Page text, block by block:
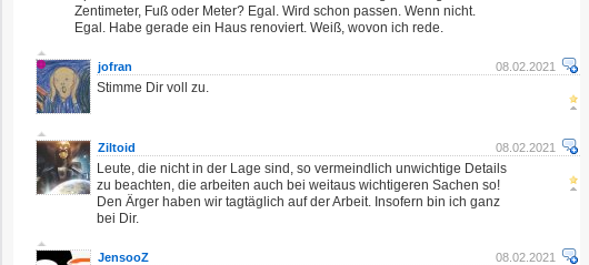
Zentimeter, Fuß oder Meter? Egal. Wird schon passen. Wenn nicht.
Egal. Habe gerade ein Haus renoviert. Weiß, wovon ich rede.
08.02.2021
jofran
Stimme Dir voll zu.
08.02.2021
Ziltoid
Leute, die nicht in der Lage sind, so vermeindlich unwichtige Details
zu beachten, die arbeiten auch bei weitaus wichtigeren Sachen so!
Den Ärger haben wir tagtäglich auf der Arbeit. Insofern bin ich ganz
bei Dir.
08.02.2021
JensooZ